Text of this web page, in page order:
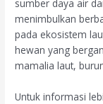
sumber daya air
menimbulkan
pada ekosistem
hewan yang
mamalia laut,
Untuk informasi